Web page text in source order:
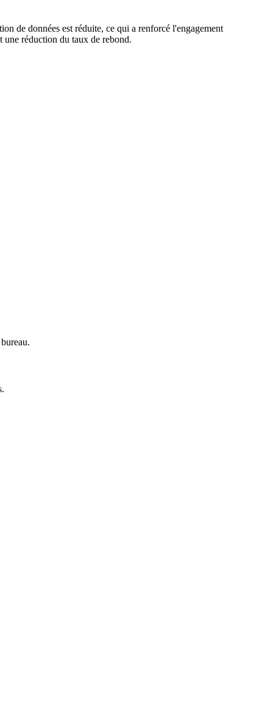
de données est réduite, ce qui a renforcé l'engagement
réduction du taux de rebond.